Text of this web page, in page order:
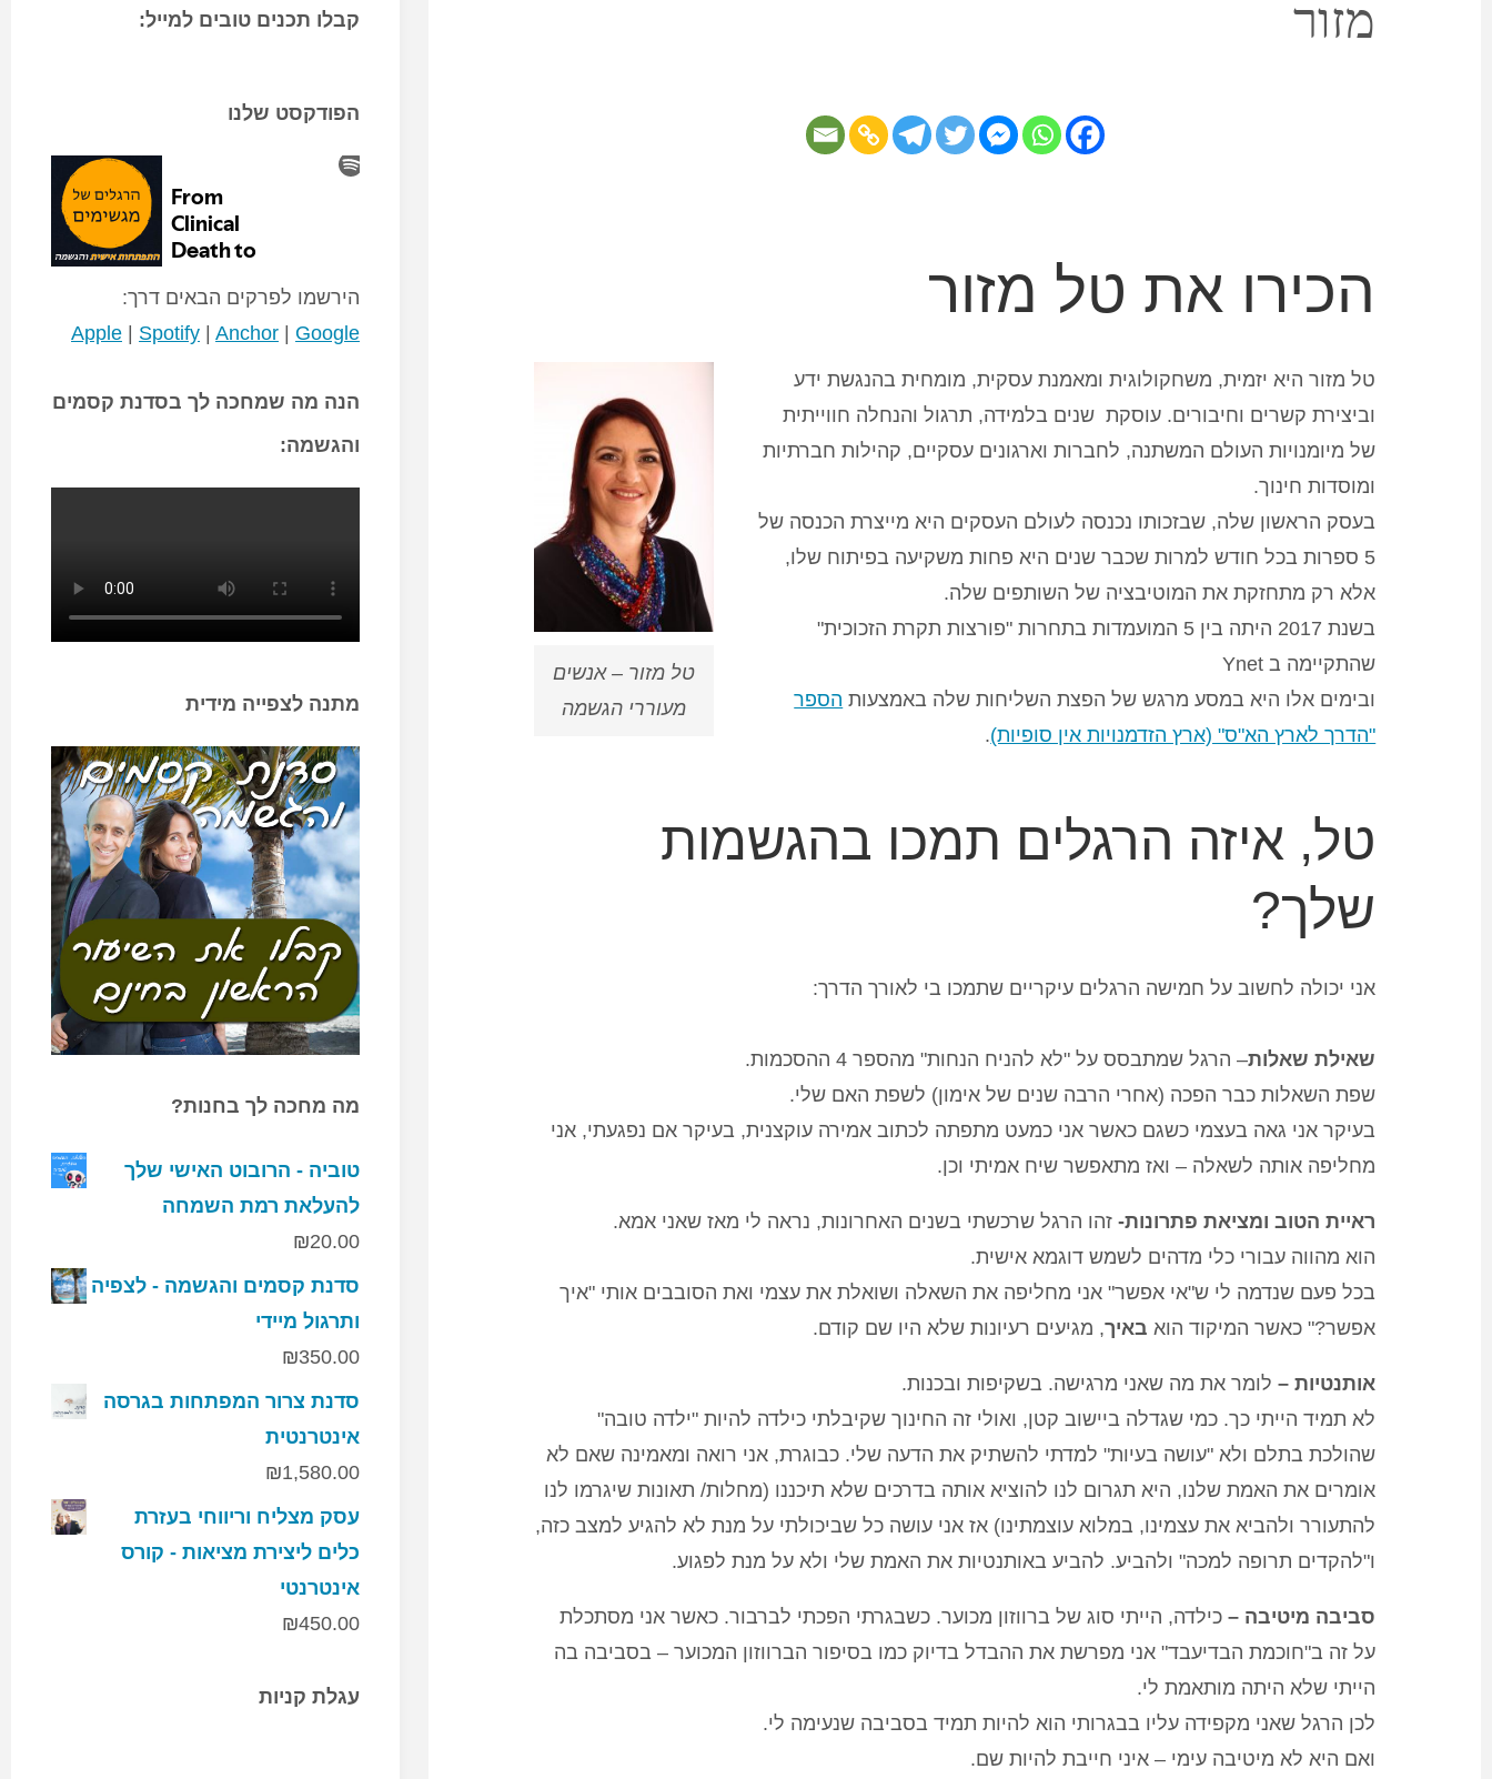
מזור
הכירו את טל מזור
טל מזור – אנשים
מעוררי הגשמה
טל מזור היא יזמית, משחקולוגית ומאמנת עסקית, מומחית בהנגשת ידע
וביצירת קשרים וחיבורים. עוסקת שנים בלמידה, תרגול והנחלה חווייתית
של מיומנויות העולם המשתנה, לחברות וארגונים עסקיים, קהילות חברתיות
ומוסדות חינוך.
בעסק הראשון שלה, שבזכותו נכנסה לעולם העסקים היא מייצרת הכנסה של
5 ספרות בכל חודש למרות שכבר שנים היא פחות משקיעה בפיתוח שלו,
אלא רק מתחזקת את המוטיבציה של השותפים שלה.
בשנת 2017 היתה בין 5 המועמדות בתחרות "פורצות תקרת הזכוכית"
שהתקיימה ב Ynet
ובימים אלו היא במסע מרגש של הפצת השליחות שלה באמצעות הספר
"הדרך לארץ הא"ס" (ארץ הזדמנויות אין סופיות).
טל, איזה הרגלים תמכו בהגשמות
שלך?
אני יכולה לחשוב על חמישה הרגלים עיקריים שתמכו בי לאורך הדרך:
שאילת שאלות– הרגל שמתבסס על "לא להניח הנחות" מהספר 4 ההסכמות.
שפת השאלות כבר הפכה (אחרי הרבה שנים של אימון) לשפת האם שלי.
בעיקר אני גאה בעצמי כשגם כאשר אני כמעט מתפתה לכתוב אמירה עוקצנית, בעיקר אם נפגעתי, אני
מחליפה אותה לשאלה – ואז מתאפשר שיח אמיתי וכן.
ראיית הטוב ומציאת פתרונות- זהו הרגל שרכשתי בשנים האחרונות, נראה לי מאז שאני אמא.
הוא מהווה עבורי כלי מדהים לשמש דוגמא אישית.
בכל פעם שנדמה לי ש"אי אפשר" אני מחליפה את השאלה ושואלת את עצמי ואת הסובבים אותי "איך
אפשר?"כאשר המיקוד הוא באיך, מגיעים רעיונות שלא היו שם קודם.
אותנטיות–לומר את מה שאני מרגישה. בשקיפות ובכנות.
לא תמיד הייתי כך. כמי שגדלה ביישוב קטן, ואולי זה החינוך שקיבלתי כילדה להיות "ילדה טובה"
שהולכת בתלם ולא "עושה בעיות" למדתי להשתיק את הדעה שלי. כבוגרת, אני רואה ומאמינה שאם לא
אומרים את האמת שלנו, היא תגרום לנו להוציא אותה בדרכים שלא תיכננו (מחלות/ תאונות שיגרמו לנו
להתעורר ולהביא את עצמינו, במלוא עוצמתינו) אז אני עושה כל שביכולתי על מנת לא להגיע למצב כזה,
ו"להקדים תרופה למכה" ולהביע. להביע באותנטיות את האמת שלי ולא על מנת לפגוע.
סביבה מיטיבה – כילדה, הייתי סוג של ברווזון מכוער. כשבגרתי הפכתי לברבור. כאשר אני מסתכלת
על זה ב"חוכמת הבדיעבד" אני מפרשת את ההבדל בדיוק כמו בסיפור הברווזון המכוער – בסביבה בה
הייתי שלא היתה מותאמת לי.
לכן הרגל שאני מקפידה עליו בבגרותי הוא להיות תמיד בסביבה שנעימה לי.
ואם היא לא מיטיבה עימי – איני חייבת להיות שם.
קבלו תכנים טובים למייל:
הפודקסט שלנו
הירשמו לפרקים הבאים דרך:
Apple
Spotify Anchor Google
הנה מה שמחכה לך בסדנת קסמים
והגשמה:
מתנה לצפייה מידית
מה מחכה לך בחנות?
טוביה - הרובוט האישי שלך
להעלאת רמת השמחה
₪20.00
סדנת קסמים והגשמה - לצפיה
ותרגול מיידי
₪350.00
סדנת צרור המפתחות בגרסה
אינטרנטית
₪1,580.00
עסק מצליח וריווחי בעזרת
כלים ליצירת מציאות - קורס
אינטרנטי
₪450.00
עגלת קניות